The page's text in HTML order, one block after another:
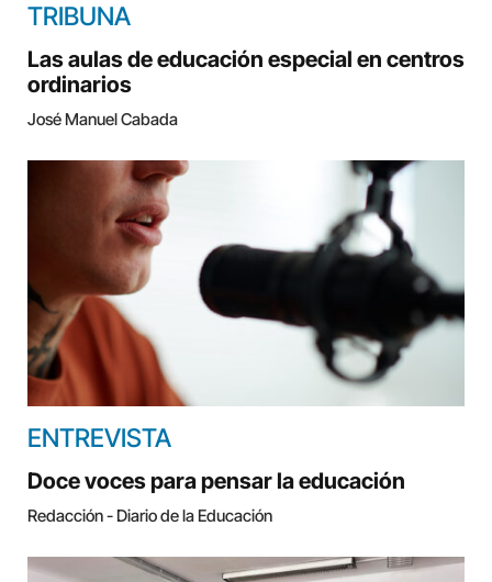
TRIBUNA
Las aulas de educación especial en centros
ordinarios
José Manuel Cabada
ENTREVISTA
Doce voces para pensar la educación
Redacción - Diario de la Educación